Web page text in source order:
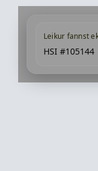
Leikur fannst
HSI #105144